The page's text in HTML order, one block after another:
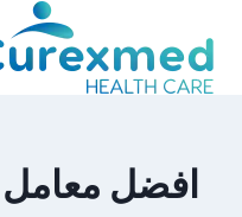
المحتوى
افضل معامل